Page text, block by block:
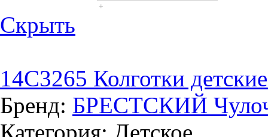
+
Скрыть
14C3265 Колготки
Бренд: БРЕСТСКИЙ